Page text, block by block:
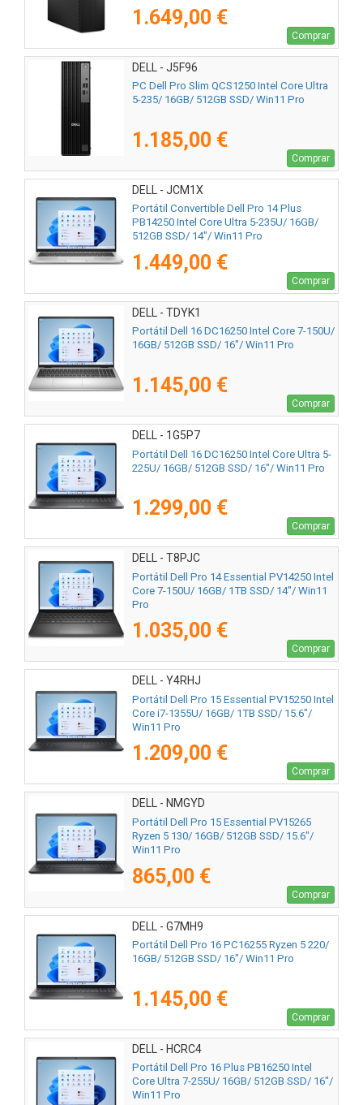
1.649,00 €
Comprar
DELL - J5F96
PC Dell Pro Slim QCS1250 Intel Core Ultra
5-235/ 16GB/ 512GB SSD/ Win11 Pro
1.185,00 €
Comprar
DELL - JCM1X
Portátil Convertible Dell Pro 14 Plus
PB14250 Intel Core Ultra 5-235U/ 16GB/
512GB SSD/ 14"/ Win11 Pro
1.449,00 €
Comprar
DELL - TDYK1
Portátil Dell 16 DC16250 Intel Core 7-150U/
16GB/ 512GB SSD/ 16"/ Win11 Pro
1.145,00 €
Comprar
DELL - 1G5P7
Portátil Dell 16 DC16250 Intel Core Ultra 5-
225U/ 16GB/ 512GB SSD/ 16"/ Win11 Pro
1.299,00 €
Comprar
DELL - T8PJC
Portátil Dell Pro 14 Essential PV14250 Intel
Core 7-150U/ 16GB/ 1TB SSD/ 14"/ Win11
Pro
1.035,00 €
Comprar
DELL - Y4RHJ
Portátil Dell Pro 15 Essential PV15250 Intel
Core i7-1355U/ 16GB/ 1TB SSD/ 15.6"/
Win11 Pro
1.209,00 €
Comprar
DELL - NMGYD
Portátil Dell Pro 15 Essential PV15265
Ryzen 5 130/ 16GB/ 512GB SSD/ 15.6"/
Win11 Pro
865,00 €
Comprar
DELL - G7MH9
Portátil Dell Pro 16 PC16255 Ryzen 5 220/
16GB/ 512GB SSD/ 16"/ Win11 Pro
1.145,00 €
Comprar
DELL - HCRC4
Portátil Dell Pro 16 Plus PB16250 Intel
Core Ultra 7-255U/ 16GB/ 512GB SSD/ 16"/
Win11 Pro